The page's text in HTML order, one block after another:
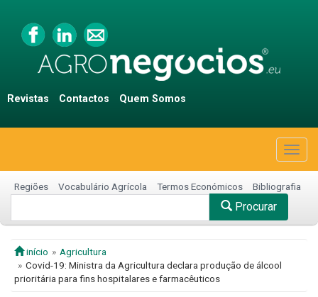
Revistas Contactos Quem Somos
Regiões Vocabulário Agrícola Termos Económicos Bibliografia
Procurar
início
Agricultura
Covid-19: Ministra da Agricultura declara produção de álcool
prioritária para fins hospitalares e farmacêuticos